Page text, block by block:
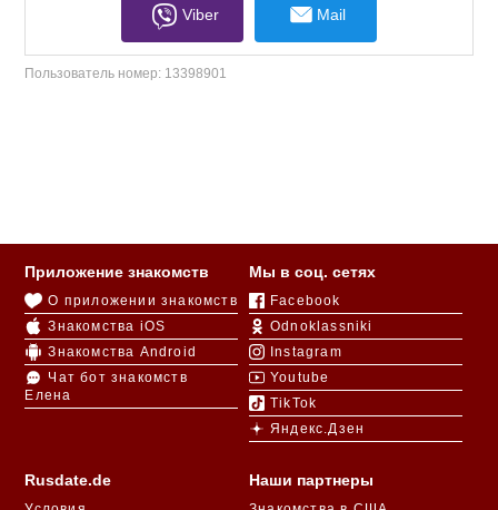
Viber Mail
Пользователь номер: 13398901
Rusdate.de
Приложение знакомств
О приложении знакомств
Знакомства iOS
Знакомства Android
Чат бот знакомств
Елена
Мы в соц. сетях
Facebook
Odnoklassniki
Instagram
Youtube
TikTok
Яндекс.Дзен
Наши партнеры